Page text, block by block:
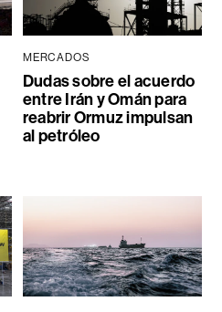
MERCADOS
Dudas sobre el acuerdo
entre Irán y Omán para
reabrir Ormuz impulsan
al petróleo